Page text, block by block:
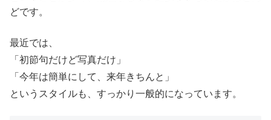
どです。
最近では、
「初節句だけど写真だけ」
「今年は簡単にして、来年きちんと」
というスタイルも、すっかり一般的になっています。